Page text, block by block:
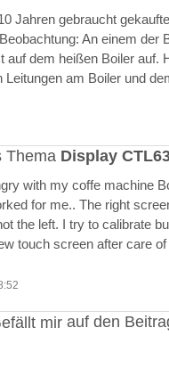
Jahren gebraucht
An einem
auf dem heißen Boiler
Leitungen am Boiler und
Thema Display
with my coffe machine
for me.. The right
the left. I try to calibrate
touch screen after care
auf den